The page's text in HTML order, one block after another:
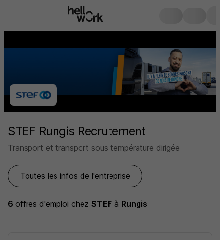
STEF Rungis Recrutement
Transport et transport sous température dirigée
Toutes les infos de l'entreprise
6 offres d'emploi chez STEF à Rungis